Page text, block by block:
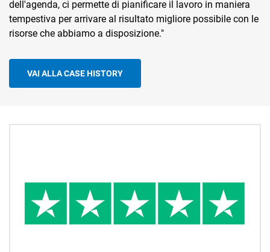
dell'agenda, ci permette di pianificare il lavoro in maniera
tempestiva per arrivare al risultato migliore possibile con le
risorse che abbiamo a disposizione."
VAI ALLA CASE HISTORY